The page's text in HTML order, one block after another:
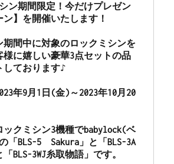
ン期間限定！今だけプレゼン
ン】を開催いたします！
期間中に対象のロックミシンを
様に嬉しい豪華3点セットの品
しております♪
年9月1日(金)～2023年10月20
ックミシン3機種でbabylock(ベ
「BLS-5　Sakura」と「BLS-3A
BLS-3WJ糸取物語」です。